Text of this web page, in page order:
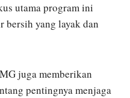
utama program ini
bersih yang layak dan
juga memberikan
pentingnya menjaga